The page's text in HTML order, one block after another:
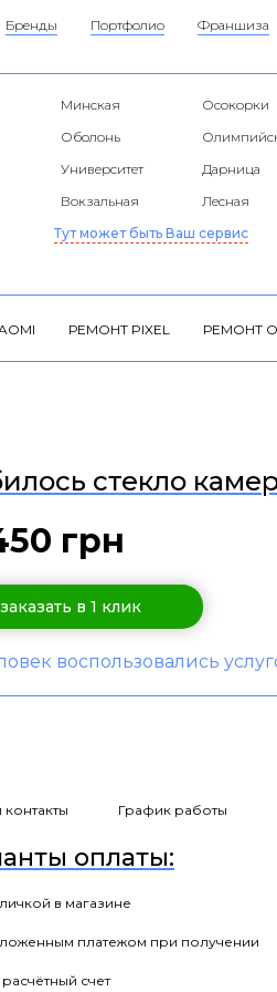
Бренды Портфолио
Франшиза
Минская
Осокорки
Оболонь
Университет
Дарница
Вокзальная
Лесная
Тут может быть Ваш сервис
РЕМОНТ PIXEL РЕМОНТ
стекло
грн
заказать в 1 клик
воспользовались
График работы
оплаты:
в магазине
платежом при получении
расчётный счет